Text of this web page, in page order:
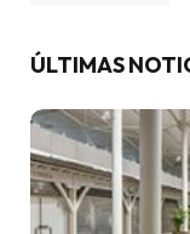
ÚLTIMAS